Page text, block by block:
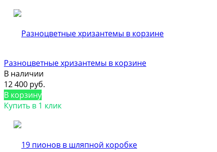
Разноцветные хризантемы в корзине
В наличии
12 400 руб.
В корзину
Купить в 1 клик